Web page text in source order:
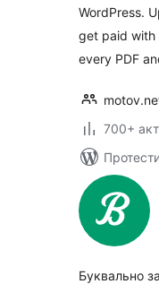
WordPress.
get paid with
every PDF
700+
Буквально